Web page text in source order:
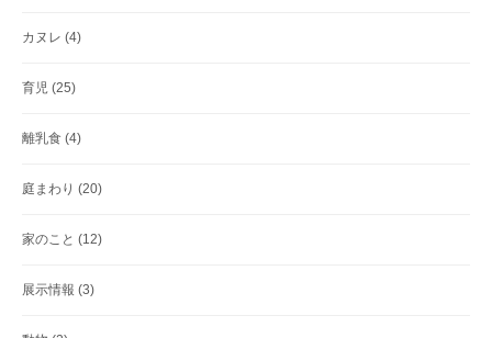
カヌレ (4)
育児 (25)
離乳食 (4)
庭まわり (20)
家のこと (12)
展示情報 (3)